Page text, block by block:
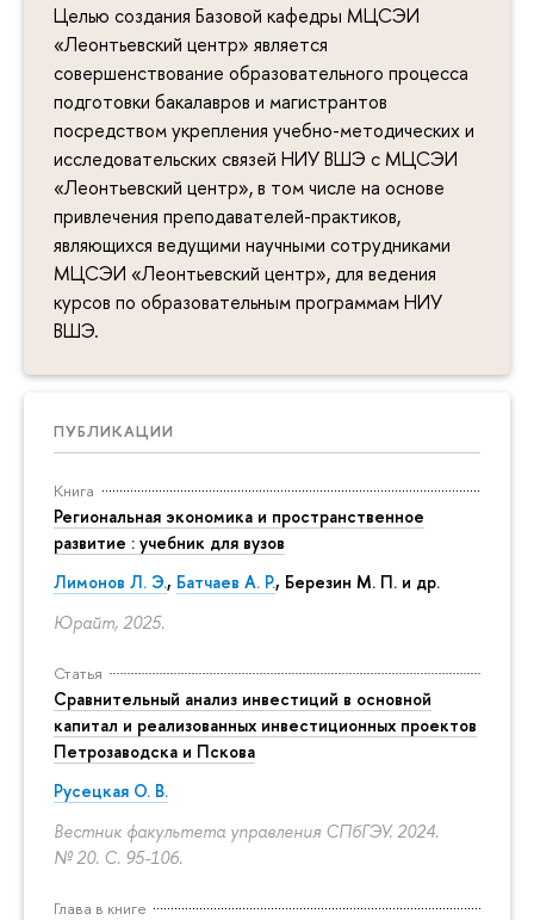
Целью создания Базовой кафедры МЦСЭИ
«Леонтьевский центр» является
совершенствование образовательного процесса
подготовки бакалавров и магистрантов
посредством укрепления учебно-методических и
исследовательских связей НИУ ВШЭ с МЦСЭИ
«Леонтьевский центр», в том числе на основе
привлечения преподавателей-практиков,
являющихся ведущими научными сотрудниками
МЦСЭИ «Леонтьевский центр», для ведения
курсов по образовательным программам НИУ
ВШЭ.
ПУБЛИКАЦИИ
Книга
Региональная экономика и пространственное
развитие : учебник для вузов
Лимонов Л. Э., Батчаев А. Р., Березин М. П. и др.
Юрайт, 2025.
Статья
Сравнительный анализ инвестиций в основной
капитал и реализованных инвестиционных проектов
Петрозаводска и Пскова
Русецкая О. В.
Вестник факультета управления СПбГЭУ. 2024.
№ 20. С. 95-106.
Глава в книге